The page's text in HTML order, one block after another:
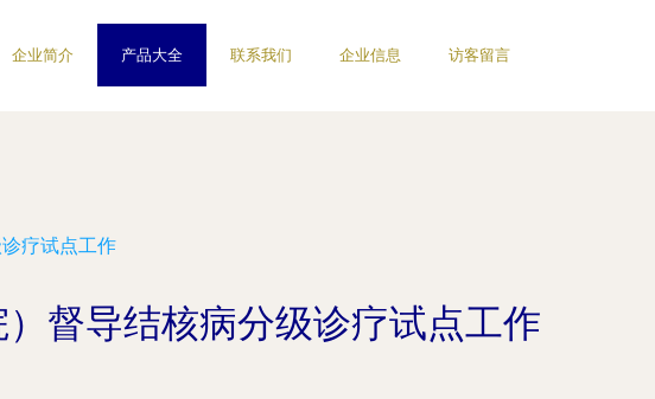
企业简介 产品大全 联系我们 企业信息 访客留言
疗试点工作
督导结核病分级诊疗试点工作